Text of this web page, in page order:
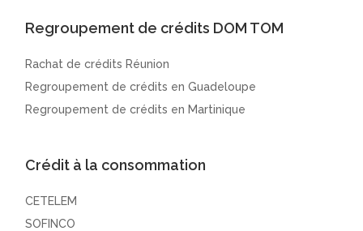
Regroupement de crédits DOM TOM
Rachat de crédits Réunion
Regroupement de crédits en Guadeloupe
Regroupement de crédits en Martinique
Crédit à la consommation
CETELEM
SOFINCO